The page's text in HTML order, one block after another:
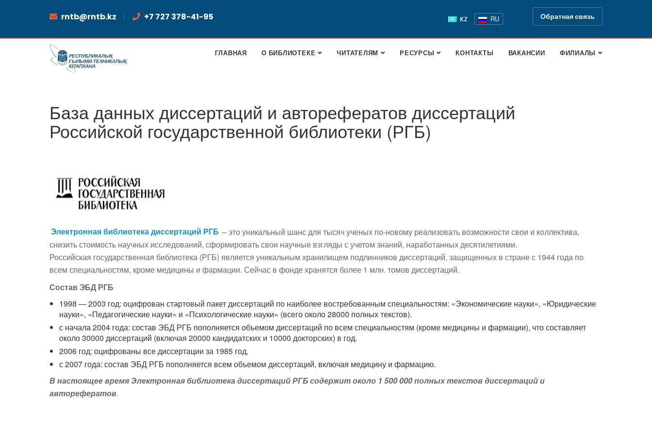
rntb@rntb.kz +7 727 378-41-95 KZ RU Обратная связь
ГЛАВНАЯ О БИБЛИОТЕКЕ ЧИТАТЕЛЯМ РЕСУРСЫ КОНТАКТЫ ВАКАНСИИ ФИЛИАЛЫ
База данных диссертаций и авторефератов диссертаций
Российской государственной библиотеки (РГБ)
Электронная библиотека диссертаций РГБ – это уникальный шанс для тысяч ученых по-новому реализовать возможности свои и коллектива,
снизить стоимость научных исследований, сформировать свои научные взгляды с учетом знаний, наработанных десятилетиями.
Российская государственная библиотека (РГБ) является уникальным хранилищем подлинников диссертаций, защищенных в стране с 1944 года по
всем специальностям, кроме медицины и фармации. Сейчас в фонде хранятся более 1 млн. томов диссертаций.
Состав ЭБД РГБ
1998 — 2003 год: оцифрован стартовый пакет диссертаций по наиболее востребованным специальностям: «Экономические науки», «Юридические
науки», «Педагогические науки» и «Психологические науки» (всего около 28000 полных текстов).
с начала 2004 года: состав ЭБД РГБ пополняется объемом диссертаций по всем специальностям (кроме медицины и фармации), что составляет
около 30000 диссертаций (включая 20000 кандидатских и 10000 докторских) в год.
2006 год: оцифрованы все диссертации за 1985 год.
с 2007 года: состав ЭБД РГБ пополняется всем объемом диссертаций, включая медицину и фармацию.
В настоящее время Электронная библиотека диссертаций РГБ содержит около 1 500 000 полных текстов диссертаций и
авторефератов.
Онлайн-помощник